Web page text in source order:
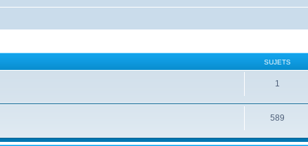
SUJETS
1
589